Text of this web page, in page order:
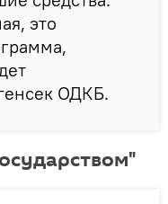
это
ОДКБ.